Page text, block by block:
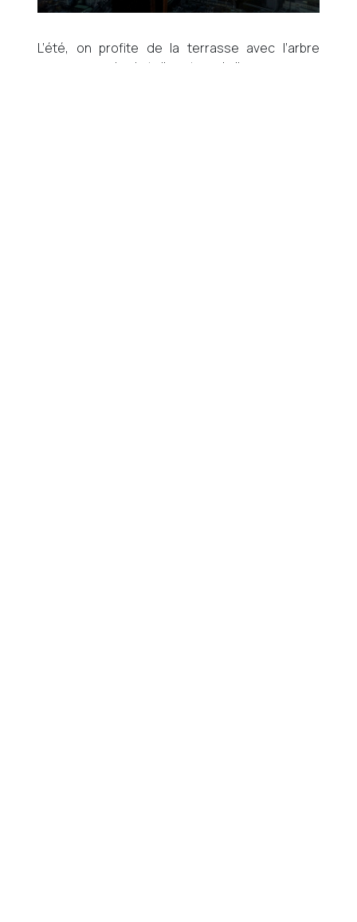
L’été, on profite de la terrasse avec l’arbre
orange, aussi gai et vibrant que le lieu.